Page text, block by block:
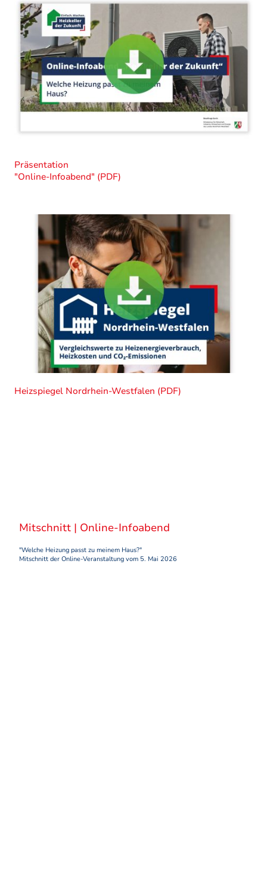
Präsentation
"Online-Infoabend" (PDF)
Heizspiegel Nordrhein-Westfalen (PDF)
Mitschnitt | Online-Infoabend
"Welche Heizung passt zu meinem Haus?"
Mitschnitt der Online-Veranstaltung vom 5. Mai 2026